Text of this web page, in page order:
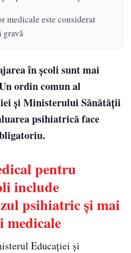
medicale este considerat
gravă
în școli sunt mai
ordin comun al
și Ministerului Sănătății
psihiatrică face
pentru
include
psihiatric și mai
medicale
Educației și